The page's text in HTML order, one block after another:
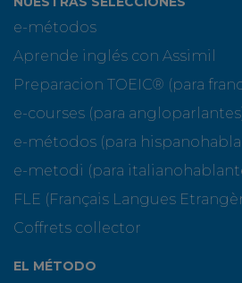
e-métodos
Aprende inglés con Assimil
Preparacion TOEIC® (para
e-courses (para
e-métodos (para
e-metodi (para
FLE (Français Langues
Coffrets collector
EL MÉTODO